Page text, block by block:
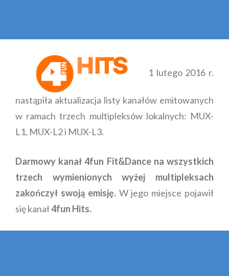
1 lutego 2016 r.
nastąpiła aktualizacja listy kanałów emitowanych
w ramach trzech multipleksów lokalnych: MUX-
L1, MUX-L2 i MUX-L3.
Darmowy kanał 4fun Fit&Dance na wszystkich
trzech wymienionych wyżej multipleksach
zakończył swoją emisję.W jego miejsce pojawił
się kanał4fun Hits.